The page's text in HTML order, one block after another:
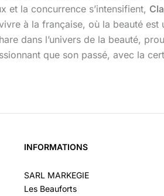
et la concurrence s’intensifient,
à la française, où la beauté
dans l’univers de la beauté,
que son passé, avec la
INFORMATIONS
SARL MARKEGIE
Les Beauforts